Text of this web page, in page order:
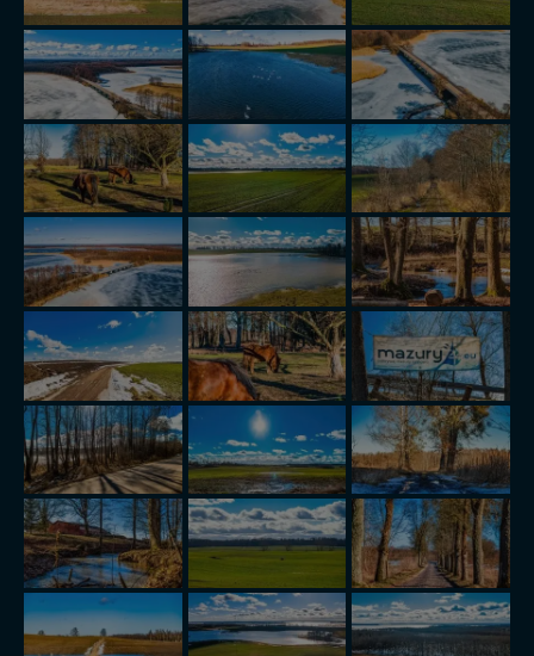
Bezpieczeństwo Twoich danych jest dla nas
priorytetowe, bez poinformowania Ciebie nie będziemy
zmieniać zakresu naszych uprawnień. Twoje dane są u
nas bezpieczne, jeśli masz wątpliwości co do naszych
intencji, zawsze możesz wycofać swoją zgodę. Więcej
informacji uzyskach w naszejPolityce Prywatności.
Klikając znak X lub przycisk PRZEJDŹ DO SERWISU
wyrażasz zgodę na przetwarzanie Twoich danych.
Nasz serwis nie wykorzystuje oraz nie udostępnia
Twoich danych innym podmiotom oraz osobom
trzecim. Wyjątkiem jest sytuacja, gdy przekazanie
Twoich danych jest elementem usługi (przekazanie
danych z formularza kontaktowego, przekazanie danych
w przypadku rezerwacji usług typu: nocleg, czartery,
itp). Więcej informacji o zasadach i funkcjonalności
serwisu wRegulaminie Serwisu.
Administratorem Twoich danych jest: Agencja
Reklamowa Kreacja Monika Borkowska, z siedzibą ul.
Wiejska 17, 11-500 Giżycko. Możesz z nami
skontaktować się za pośrednictwem tejstrony.
W każdej chwili możesz: zażądać dostępu do swoich
danych, zażądać ich poprawienia lub usunięcia,
zabronić ich przetwarzania. Pamiętaj jednak, że nie
zawsze jest możliwe techniczne zrealizowanie Twoich
praw w odniesieniu do informacji zawartych w plikach